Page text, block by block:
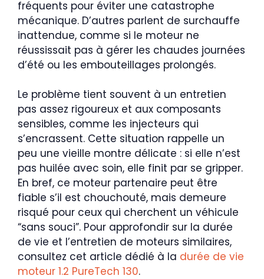
fréquents pour éviter une catastrophe
mécanique. D’autres parlent de surchauffe
inattendue, comme si le moteur ne
réussissait pas à gérer les chaudes journées
d’été ou les embouteillages prolongés.
Le problème tient souvent à un entretien
pas assez rigoureux et aux composants
sensibles, comme les injecteurs qui
s’encrassent. Cette situation rappelle un
peu une vieille montre délicate : si elle n’est
pas huilée avec soin, elle finit par se gripper.
En bref, ce moteur partenaire peut être
fiable s’il est chouchouté, mais demeure
risqué pour ceux qui cherchent un véhicule
“sans souci”. Pour approfondir sur la durée
de vie et l’entretien de moteurs similaires,
consultez cet article dédié à la durée de vie
moteur 1.2 PureTech 130.